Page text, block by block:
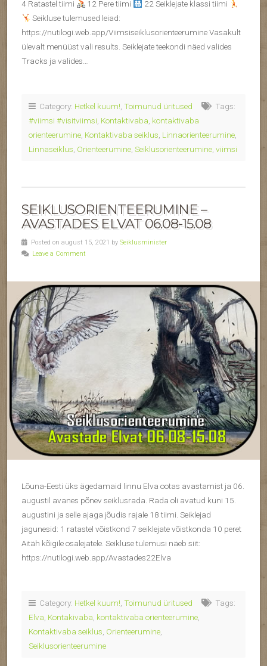
4 Ratastel tiimi 12 Pere tiimi
22 Seiklejate klassi tiimi
Seikluse tulemused leiad:
https://nutilogi.web.app/Viimsiseiklusorienteerumine Vasakult
ülevalt menüüst vali results. Seiklejate teekondi näed valides
Tracks ja valides…
Category: Hetkel kuum!, Toimunud üritused
Tags:
#viimsi #visitviimsi, Kontaktivaba, kontaktivaba
orienteerumine, Kontaktivaba seiklus, Linnaorienteerumine,
Linnaseiklus, Orienteerumine, Seiklusorienteerumine, viimsi
SEIKLUSORIENTEERUMINE –
AVASTADES ELVAT 06.08-15.08
Posted on august 15, 2021 by Seiklusminister
Leave a Comment
Lõuna-Eesti üks ägedamaid linnu Elva ootas avastamist ja 06.
augustil avanes põnev seiklusrada. Rada oli avatud kuni 15.
augustini ja selle ajaga jõudis rajale 18 tiimi. Seiklejad
jagunesid: 1 ratastel võistkond 7 seiklejate võistkonda 10 peret
Aitäh kõigile osalejatele. Seikluse tulemusi näeb siit:
https://nutilogi.web.app/Avastades22Elva
Category: Hetkel kuum! Toimunud üritused
Tags:
Elva Kontakivaba kontaktivaba orienteerumine
Kontaktivaba seiklus Orienteerumine
Seiklusorienteerumine